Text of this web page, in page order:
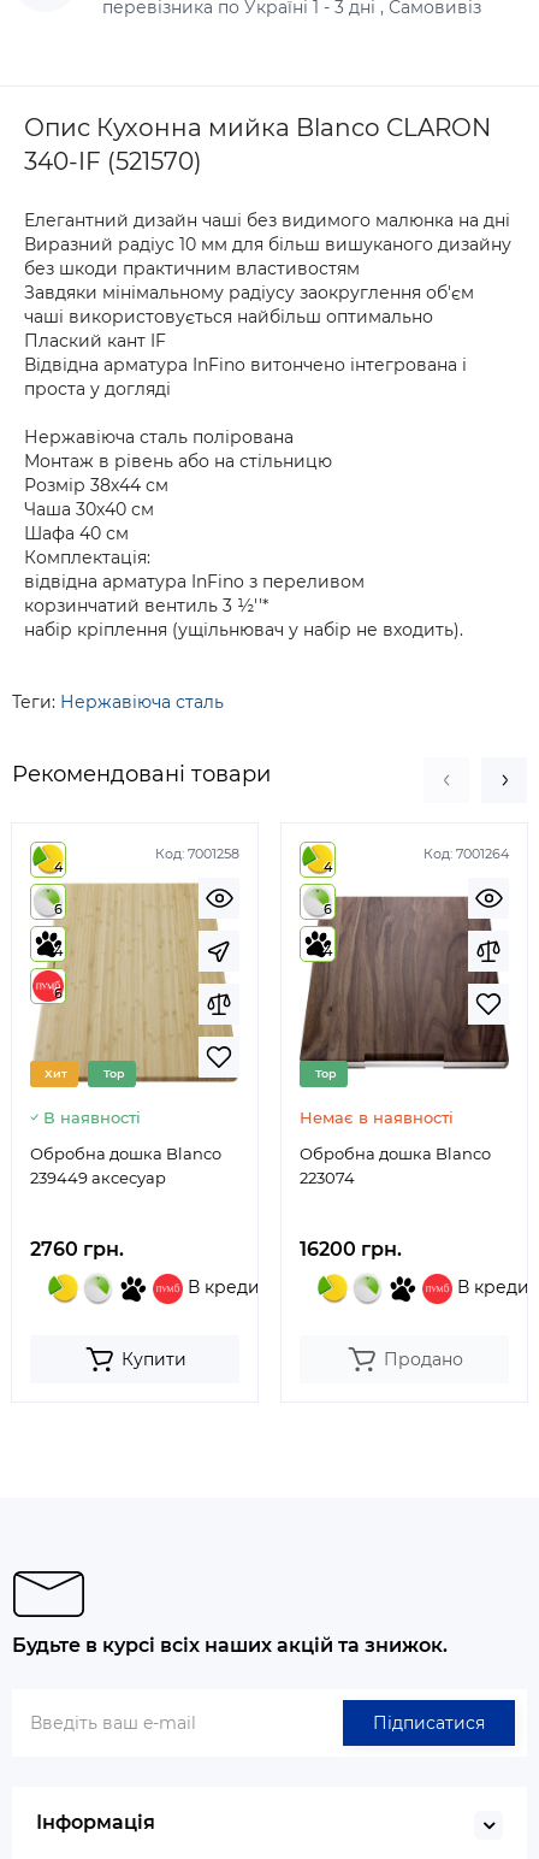
перевізника по Україні 1 - 3 дні , Самовивіз
Опис Кухонна мийка Blanco CLARON
340-IF (521570)
Елегантний дизайн чаші без видимого малюнка на дні
Виразний радіус 10 мм для більш вишуканого дизайну
без шкоди практичним властивостям
Завдяки мінімальному радіусу заокруглення об'єм
чаші використовується найбільш оптимально
Плаский кант IF
Відвідна арматура InFino витончено інтегрована і
проста у догляді
Нержавіюча сталь полірована
Монтаж в рівень або на стільницю
Розмір 38х44 см
Чаша 30х40 см
Шафа 40 см
Комплектація:
відвідна арматура InFino з переливом
корзинчатий вентиль 3 ½''*
набір кріплення (ущільнювач у набір не входить).
Теги: Нержавіюча сталь
Рекомендовані товари
Код: 7001258
4
6
4
6
Хит Top
В наявності
Обробна дошка Blanco
239449 аксесуар
2760 грн.
В кредит
Купити
Код: 7001264
4
6
4
Top
Немає в наявності
Обробна дошка Blanco
223074
16200 грн.
В кредит
Продано
Будьте в курсі всіх наших акцій та знижок.
Підписатися
Інформація